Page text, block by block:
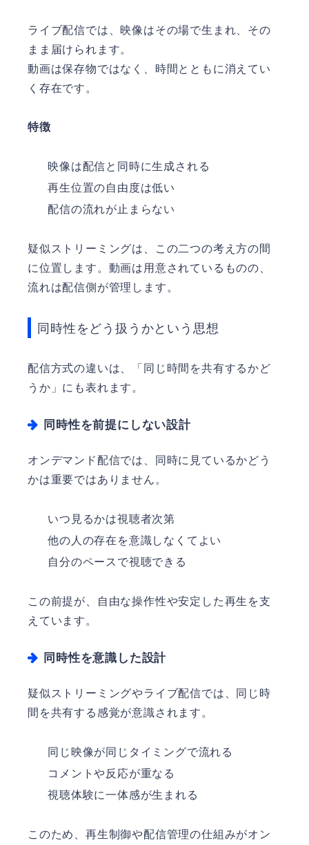
ライブ配信では、映像はその場で生まれ、その
まま届けられます。
動画は保存物ではなく、時間とともに消えてい
く存在です。
特徴
映像は配信と同時に生成される
再生位置の自由度は低い
配信の流れが止まらない
疑似ストリーミングは、この二つの考え方の間
に位置します。動画は用意されているものの、
流れは配信側が管理します。
同時性をどう扱うかという思想
配信方式の違いは、「同じ時間を共有するかど
うか」にも表れます。
同時性を前提にしない設計
オンデマンド配信では、同時に見ているかどう
かは重要ではありません。
いつ見るかは視聴者次第
他の人の存在を意識しなくてよい
自分のペースで視聴できる
この前提が、自由な操作性や安定した再生を支
えています。
同時性を意識した設計
疑似ストリーミングやライブ配信では、同じ時
間を共有する感覚が意識されます。
同じ映像が同じタイミングで流れる
コメントや反応が重なる
視聴体験に一体感が生まれる
このため、再生制御や配信管理の仕組みがオン